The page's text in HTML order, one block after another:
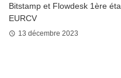
Bitstamp et Flowdesk 1ère
EURCV
13 décembre 2023